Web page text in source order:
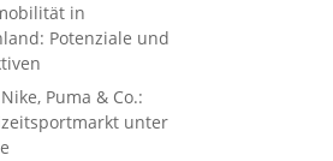
in
Potenziale und
Puma & Co.:
unter